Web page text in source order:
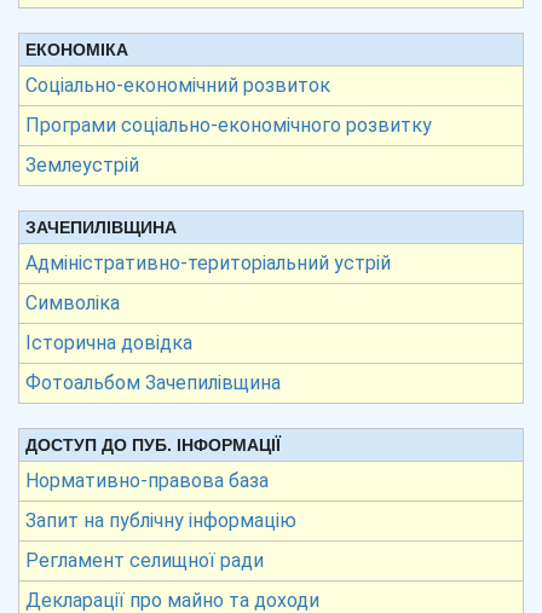
ЕКОНОМІКА
Соціально-економічний розвиток
Програми соціально-економічного розвитку
Землеустрій
ЗАЧЕПИЛІВЩИНА
Адміністративно-територіальний устрій
Символіка
Історична довідка
Фотоальбом Зачепилівщина
ДОСТУП ДО ПУБ. ІНФОРМАЦІЇ
Нормативно-правова база
Запит на публічну інформацію
Регламент селищної ради
Декларації про майно та доходи